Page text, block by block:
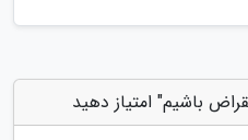
باشیم" امتیاز دهید